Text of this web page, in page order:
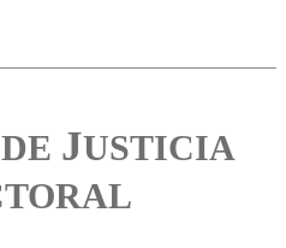
JUSTICIA